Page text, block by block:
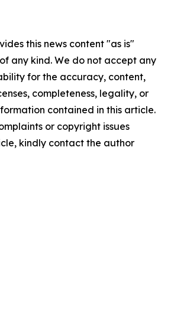
this news content "as is"
any kind. We do not accept any
for the accuracy, content,
completeness, legality, or
contained in this article.
or copyright issues
kindly contact the author